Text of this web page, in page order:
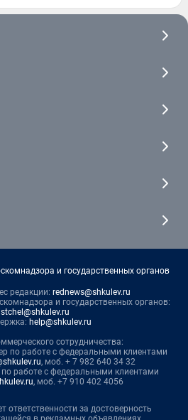
и государственных органов
редакции: rednews@shkulev.ru
и государственных органов:
help@shkulev.ru
сотрудничества:
по работе с федеральными клиентами
, моб. + 7 982 640 34 32
работе с федеральными клиентами
, моб. +7 910 402 4056
ответственности за достоверность